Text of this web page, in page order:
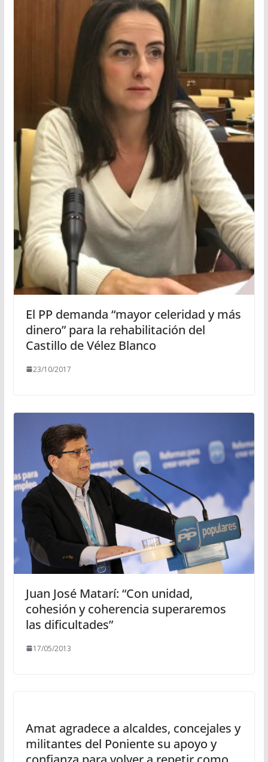
El PP demanda “mayor celeridad y más
dinero” para la rehabilitación del
Castillo de Vélez Blanco
23/10/2017
Juan José Matarí: “Con unidad,
cohesión y coherencia superaremos
las dificultades”
17/05/2013
Amat agradece a alcaldes, concejales y
militantes del Poniente su apoyo y